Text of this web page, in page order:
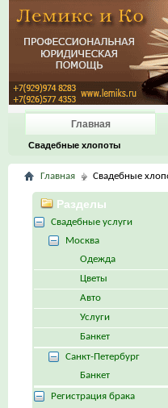
Главная
Свадебные хлопоты
Главная Свадебные
Разделы
Свадебные услуги
Москва
Одежда
Цветы
Авто
Услуги
Банкет
Санкт-Петербург
Банкет
Регистрация брака